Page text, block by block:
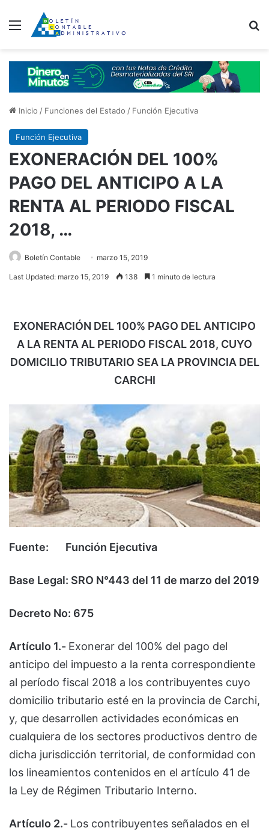
Menú
Inicio / Funciones del Estado / Función Ejecutiva
Función Ejecutiva
EXONERACIÓN DEL 100%
PAGO DEL ANTICIPO A LA
RENTA AL PERIODO FISCAL
2018, …
Boletín Contable marzo 15, 2019
Last Updated: marzo 15, 2019 138 1 minuto de lectura
EXONERACIÓN DEL 100% PAGO DEL ANTICIPO
A LA RENTA AL PERIODO FISCAL 2018, CUYO
DOMICILIO TRIBUTARIO SEA LA PROVINCIA DEL
CARCHI
Fuente: Función Ejecutiva
Base Legal: SRO N°443 del 11 de marzo del 2019
Decreto No: 675
Artículo 1.- Exonerar del 100% del pago del
anticipo del impuesto a la renta correspondiente
al período fiscal 2018 a los contribuyentes cuyo
domicilio tributario esté en la provincia de Carchi,
y, que desarrollen actividades económicas en
cualquiera de los sectores productivos dentro de
dicha jurisdicción territorial, de conformidad con
los lineamientos contenidos en el artículo 41 de
la Ley de Régimen Tributario Interno.
Artículo 2.- Los contribuyentes señalados en el